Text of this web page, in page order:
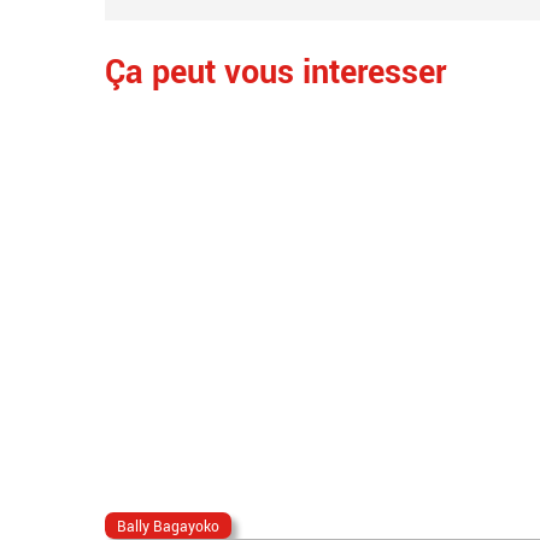
Ça peut vous interesser
Bally Bagayoko